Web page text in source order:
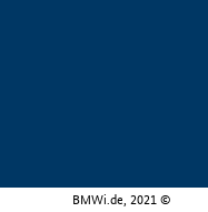
BMWi.de, 2021 ©